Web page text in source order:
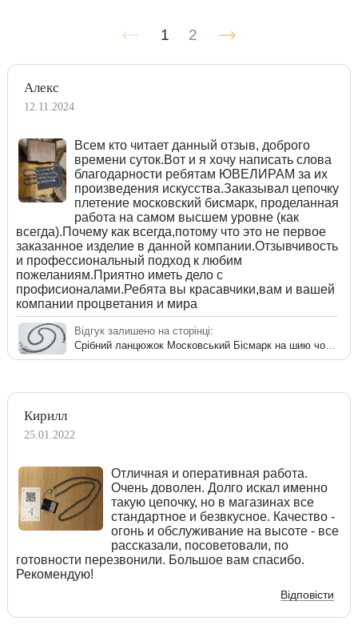
1 2
Алекс
12.11.2024
Всем кто читает данный отзыв, доброго
времени суток.Вот и я хочу написать слова
благодарности ребятам ЮВЕЛИРАМ за их
произведения искусства.Заказывал цепочку
плетение московский бисмарк, проделанная
работа на самом высшем уровне (как
всегда).Почему как всегда,потому что это не первое
заказанное изделие в данной компании.Отзывчивость
и профессиональный подход к любим
пожеланиям.Приятно иметь дело с
профисионалами.Ребята вы красавчики,вам и вашей
компании процветания и мира
Відгук залишено на сторінці:
Кирилл
25.01.2022
Отличная и оперативная работа.
Очень доволен. Долго искал именно
такую цепочку, но в магазинах все
стандартное и безвкусное. Качество -
огонь и обслуживание на высоте - все
рассказали, посоветовали, по
готовности перезвонили. Большое вам спасибо.
Рекомендую!
Відповісти